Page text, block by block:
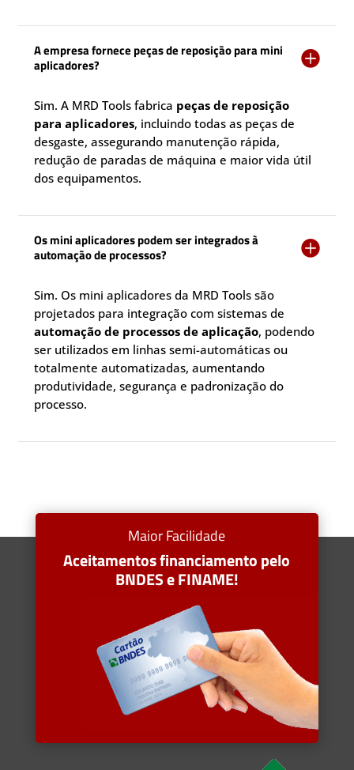
A empresa fornece peças de reposição para mini
aplicadores?

Sim. A MRD Tools fabrica peças de reposição
para aplicadores, incluindo todas as peças de
desgaste, assegurando manutenção rápida,
redução de paradas de máquina e maior vida útil
dos equipamentos.
Os mini aplicadores podem ser integrados à
automação de processos?

Sim. Os mini aplicadores da MRD Tools são
projetados para integração com sistemas de
automação de processos de aplicação, podendo
ser utilizados em linhas semi-automáticas ou
totalmente automatizadas, aumentando
produtividade, segurança e padronização do
processo.
Maior Facilidade
Aceitamentos financiamento pelo
BNDES e FINAME!